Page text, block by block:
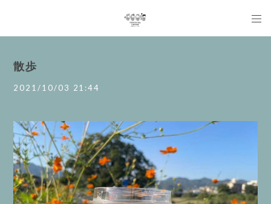
散歩
2021/10/03 21:44